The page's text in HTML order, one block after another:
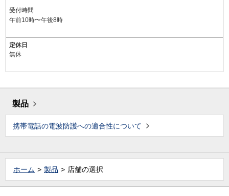
受付時間
午前10時〜午後8時
定休日
無休
製品
携帯電話の電波防護への適合性について
ホーム 製品 店舗の選択